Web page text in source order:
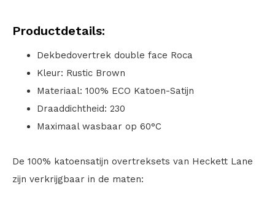
Productdetails:
Dekbedovertrek double face Roca
Kleur: Rustic Brown
Materiaal: 100% ECO Katoen-Satijn
Draaddichtheid: 230
Maximaal wasbaar op 60°C
De 100% katoensatijn overtreksets van Heckett Lane
zijn verkrijgbaar in de maten: